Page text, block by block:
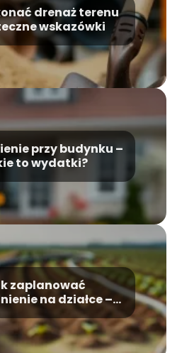
drenaż terenu
wskazówki
przy budynku –
to wydatki?
zaplanować
na działce –
metody